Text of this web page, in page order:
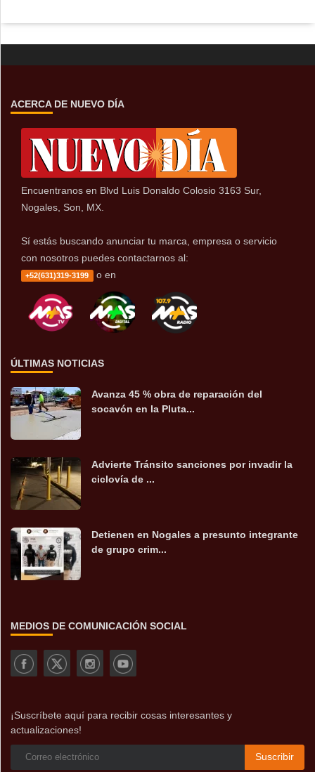
ACERCA DE NUEVO DÍA
Encuentranos en Blvd Luis Donaldo Colosio 3163 Sur,
Nogales, Son, MX.
Sí estás buscando anunciar tu marca, empresa o servicio
con nosotros puedes contactarnos al:
+52(631)319-3199 o en
ÚLTIMAS NOTICIAS
Avanza 45 % obra de reparación del
socavón en la Pluta...
Advierte Tránsito sanciones por invadir la
ciclovía de ...
Detienen en Nogales a presunto integrante
de grupo crim...
MEDIOS DE COMUNICACIÓN SOCIAL
¡Suscríbete aquí para recibir cosas interesantes y
actualizaciones!
Suscribir